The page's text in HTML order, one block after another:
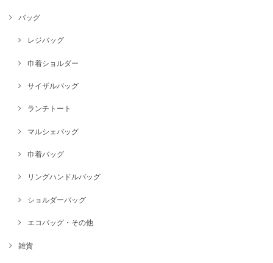
バッグ
レジバッグ
巾着ショルダー
サイザルバッグ
ランチトート
マルシェバッグ
巾着バッグ
リングハンドルバッグ
ショルダーバッグ
エコバッグ・その他
雑貨